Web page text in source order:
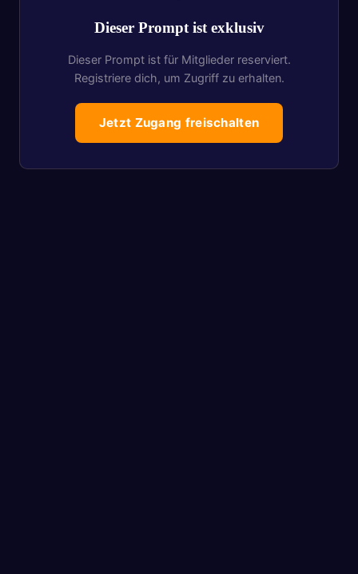
Dieser Prompt ist exklusiv
Dieser Prompt ist für Mitglieder reserviert.
Registriere dich, um Zugriff zu erhalten.
Jetzt Zugang freischalten